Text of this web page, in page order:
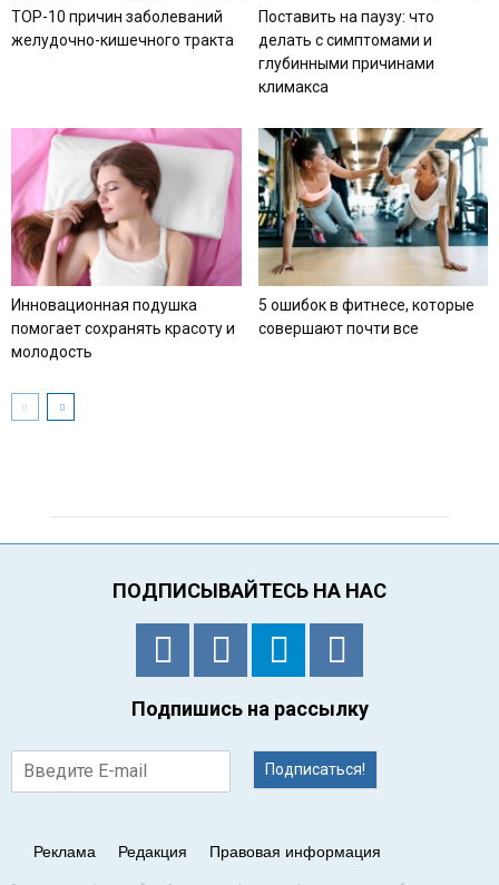
TOP-10 причин заболеваний
желудочно-кишечного тракта
Поставить на паузу: что
делать с симптомами и
глубинными причинами
климакса
Инновационная подушка
помогает сохранять красоту и
молодость
5 ошибок в фитнесе, которые
совершают почти все
ПОДПИСЫВАЙТЕСЬ НА НАС
Подпишись на рассылку
Подписаться!
Реклама Редакция Правовая информация